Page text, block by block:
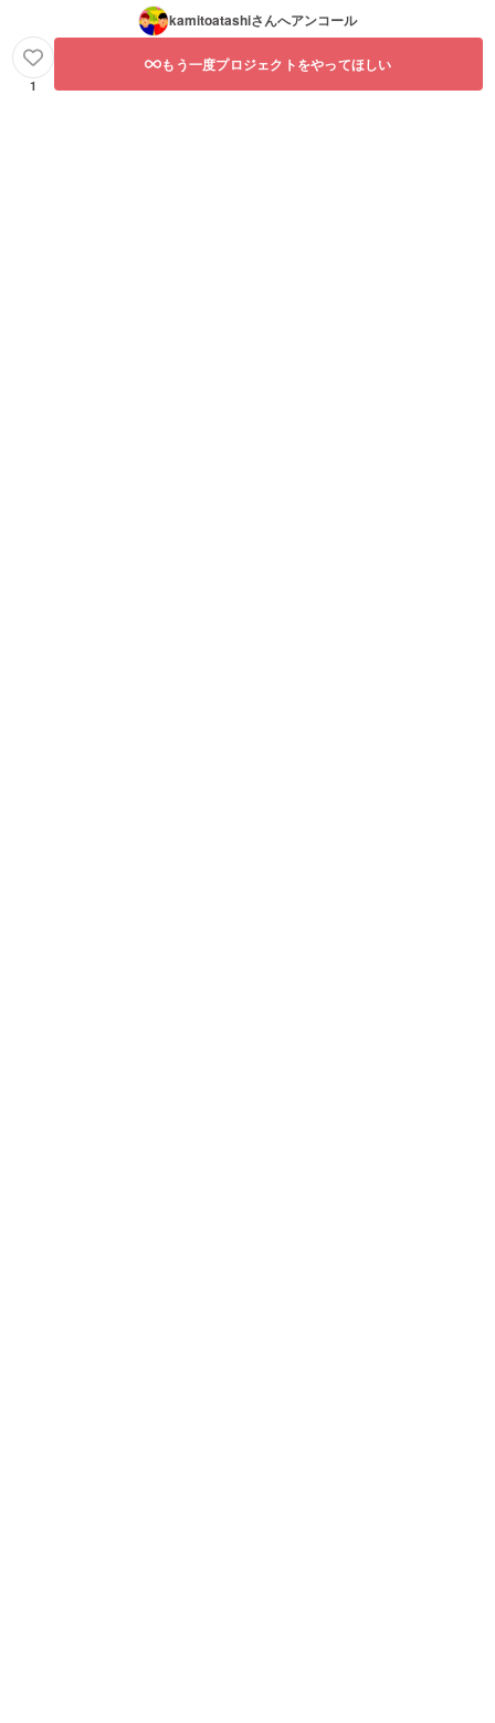
kamitoatashiさんへアンコール
1
もう一度プロジェクトをやってほしい